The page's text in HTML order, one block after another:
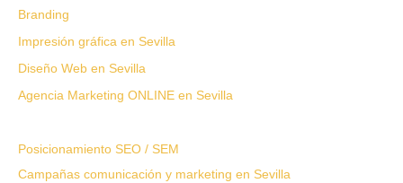
Branding
Impresión gráfica en Sevilla
Diseño Web en Sevilla
Agencia Marketing ONLINE en Sevilla
Posicionamiento SEO / SEM
Campañas comunicación y marketing en Sevilla